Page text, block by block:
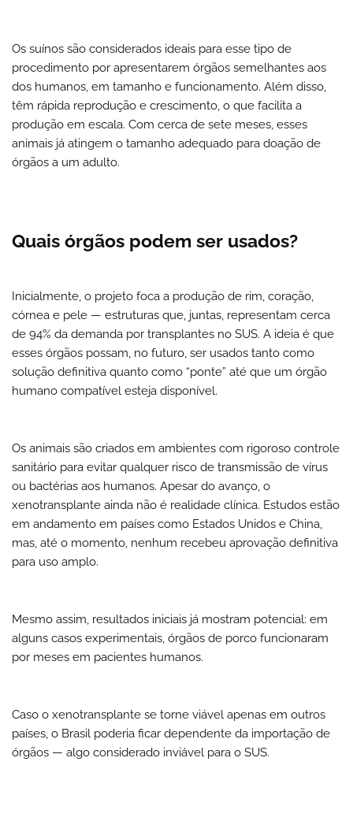
Os suínos são considerados ideais para esse tipo de
procedimento por apresentarem órgãos semelhantes aos
dos humanos, em tamanho e funcionamento. Além disso,
têm rápida reprodução e crescimento, o que facilita a
produção em escala. Com cerca de sete meses, esses
animais já atingem o tamanho adequado para doação de
órgãos a um adulto.
Quais órgãos podem ser usados?
Inicialmente, o projeto foca a produção de rim, coração,
córnea e pele — estruturas que, juntas, representam cerca
de 94% da demanda por transplantes no SUS. A ideia é que
esses órgãos possam, no futuro, ser usados tanto como
solução definitiva quanto como “ponte” até que um órgão
humano compatível esteja disponível.
Os animais são criados em ambientes com rigoroso controle
sanitário para evitar qualquer risco de transmissão de vírus
ou bactérias aos humanos. Apesar do avanço, o
xenotransplante ainda não é realidade clínica. Estudos estão
em andamento em países como Estados Unidos e China,
mas, até o momento, nenhum recebeu aprovação definitiva
para uso amplo.
Mesmo assim, resultados iniciais já mostram potencial: em
alguns casos experimentais, órgãos de porco funcionaram
por meses em pacientes humanos.
Caso o xenotransplante se torne viável apenas em outros
países, o Brasil poderia ficar dependente da importação de
órgãos — algo considerado inviável para o SUS.